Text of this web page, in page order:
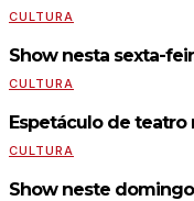
CULTURA
Show nesta sexta-
CULTURA
Espetáculo de teatro
CULTURA
Show neste